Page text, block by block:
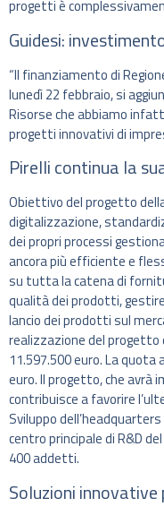
progetti è
Guidesi:
“Il finanziamento di
lunedì 22 febbraio, si
Risorse che abbiamo
progetti innovativi di
Pirelli continua la
Obiettivo del progetto
digitalizzazione,
dei propri processi
ancora più efficiente e
su tutta la catena di
qualità dei prodotti,
lancio dei prodotti sul
realizzazione del progetto
11.597.500 euro. La quota
euro. Il progetto, che avrà
contribuisce a favorire
Sviluppo
centro principale di R&D
400 addetti.
Soluzioni innovative